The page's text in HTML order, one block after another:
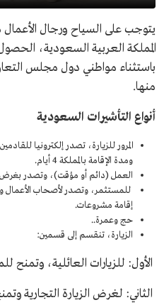
يتوجب على السياح ورجال
المملكة العربية السعودية،
باستثناء مواطني دول مجلس
منها.
أنواع التأشيرات السعودية
المرور للزيارة، تصدر إلكترونيا
ومدة الإقامة بالمملكة 4 أيام.
العمل (دائم أو مؤقت)، وتصدر بغرض
للمستثمر، وتصدر لأصحاب الأعمال
إقامة مشروعات.
حج وعمرة..
الزيارة، تنقسم إلى قسمين:
الأول: للزيارات العائلية، وتمنح
الثاني: لغرض الزيارة التجارية